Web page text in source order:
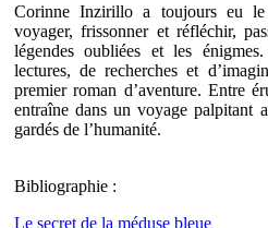
Corinne Inzirillo a toujours eu
voyager, frissonner et réfléchir,
légendes oubliées et les
lectures, de recherches et
premier roman d’aventure. Entre
entraîne dans un voyage palpitant
gardés de l’humanité.
Bibliographie :
Le secret de la méduse bleue